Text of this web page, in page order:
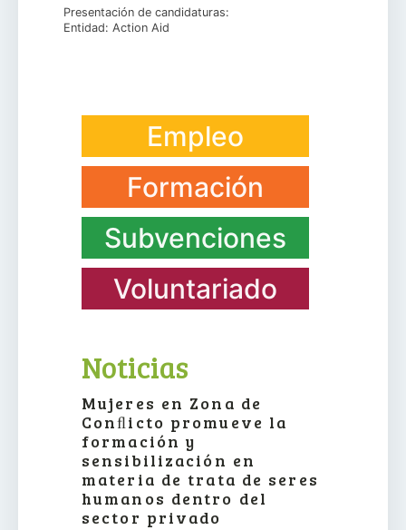
Presentación de candidaturas:
Entidad: Action Aid
Empleo
Formación
Subvenciones
Voluntariado
Noticias
Mujeres en Zona de
Conﬂicto promueve la
formación y
sensibilización en
materia de trata de seres
humanos dentro del
sector privado